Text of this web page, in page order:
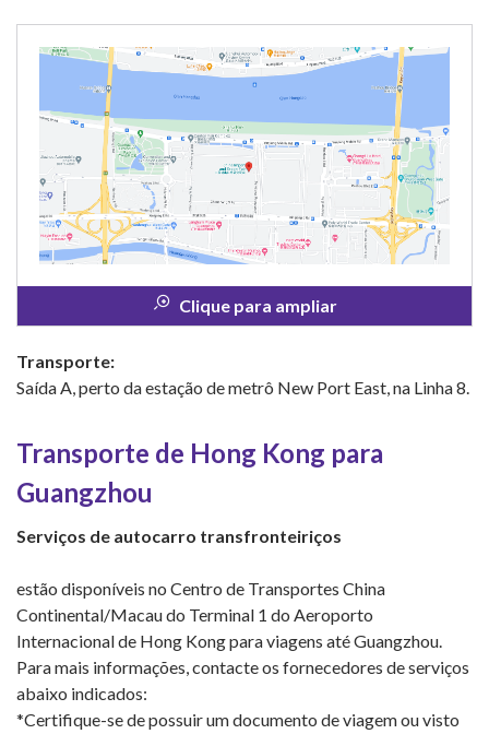
Clique para ampliar
Transporte:
Saída A, perto da estação de metrô New Port East, na Linha 8.
Transporte de Hong Kong para
Guangzhou
Serviços de autocarro transfronteiriços
estão disponíveis no Centro de Transportes China
Continental/Macau do Terminal 1 do Aeroporto
Internacional de Hong Kong para viagens até Guangzhou.
Para mais informações, contacte os fornecedores de serviços
abaixo indicados:
*Certifique-se de possuir um documento de viagem ou visto